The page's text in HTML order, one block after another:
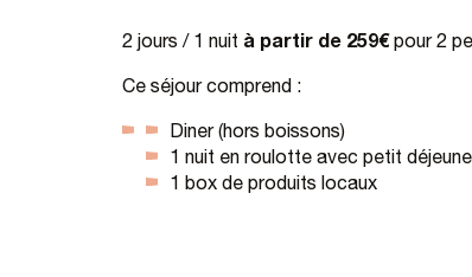
2 jours / 1 nuit à partir de 259€pour 2
Ce séjour comprend :
Diner (hors boissons)
1 nuit en roulotte avec petit
1 box de produits locaux